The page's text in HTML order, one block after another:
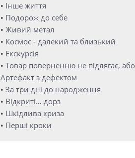
• Інше життя
• Подорож до себе
• Живий метал
• Космос - далекий та близький
• Екскурсія
• Товар поверненню не підлягає, або
Артефакт з дефектом
• За три дні до народження
• Відкриті… дорз
• Шкідлива криза
• Перші кроки